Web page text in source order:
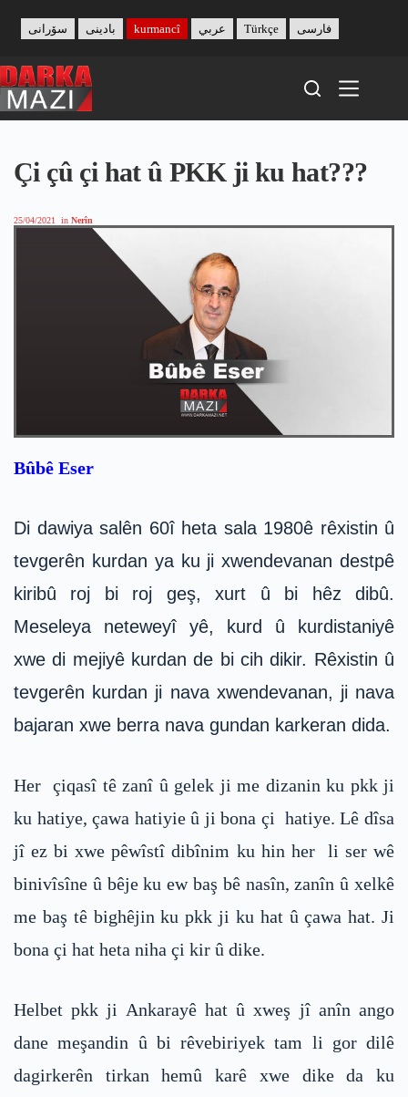
content
بادینی سۆرانی kurmancî عربي Türkçe فارسی
Çi çû çi hat û PKK ji ku hat???
25/04/2021 in Nerîn
Bûbê Eser
Di dawiya salên 60î heta sala 1980ê rêxistin û
tevgerên kurdan ya ku ji xwendevanan destpê
kiribû roj bi roj geş, xurt û bi hêz dibû.
Meseleya neteweyî yê, kurd û kurdistaniyê
xwe di mejiyê kurdan de bi cih dikir. Rêxistin û
tevgerên kurdan ji nava xwendevanan, ji nava
bajaran xwe berra nava gundan karkeran dida.
Her çiqasî tê zanî û gelek ji me dizanin ku pkk ji
ku hatiye, çawa hatiyie û ji bona çi hatiye. Lê dîsa
jî ez bi xwe pêwîstî dibînim ku hin her li ser wê
binivîsîne û bêje ku ew baş bê nasîn, zanîn û xelkê
me baş tê bighêjin ku pkk ji ku hat û çawa hat. Ji
bona çi hat heta niha çi kir û dike.
Helbet pkk ji Ankarayê hat û xweş jî anîn ango
dane meşandin û bi rêvebiriyek tam li gor dilê
dagirkerên tirkan hemû karê xwe dike da ku